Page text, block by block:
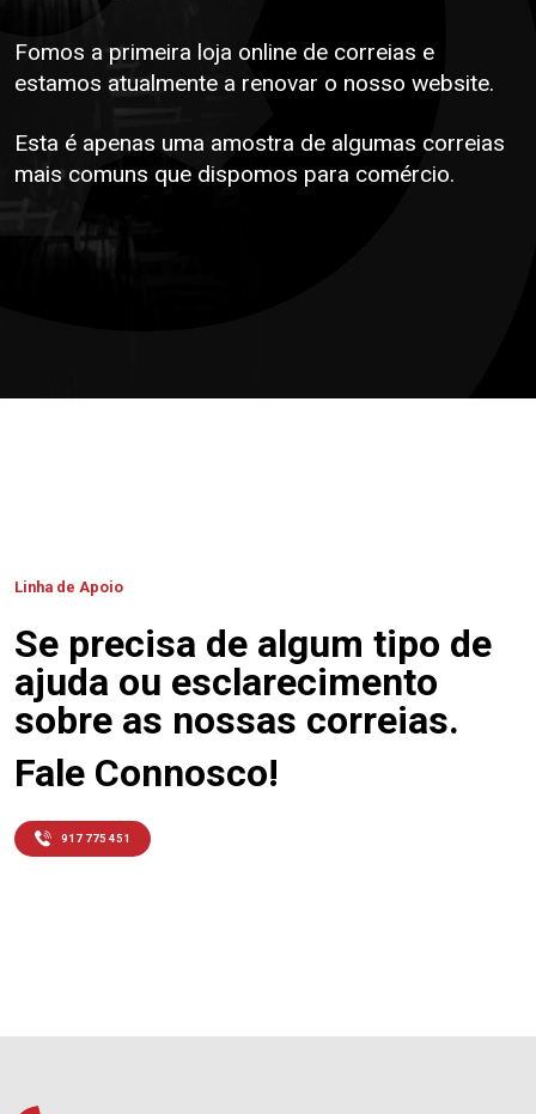
Fomos a primeira loja online de correias e
estamos atualmente a renovar o nosso website.
Esta é apenas uma amostra de algumas correias
mais comuns que dispomos para comércio.
Linha de Apoio
Se precisa de algum tipo de
ajuda ou esclarecimento
sobre as nossas correias.
Fale Connosco!
917 775 451